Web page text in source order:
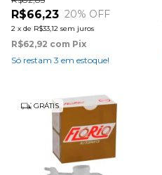
R$66,23 20% OFF
2 x de R$33,12 sem juros
R$62,92 com Pix
Só restam 3 em estoque!
GRÁTIS